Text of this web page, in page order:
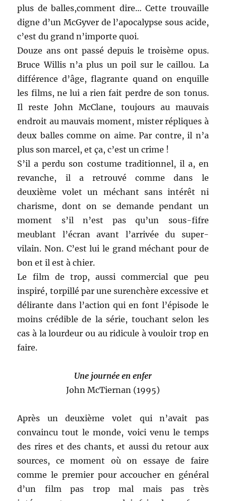
plus de balles,comment dire… Cette trouvaille
digne d’un McGyver de l’apocalypse sous acide,
c’est du grand n’importe quoi.
Douze ans ont passé depuis le troisème opus.
Bruce Willis n’a plus un poil sur le caillou. La
différence d’âge, flagrante quand on enquille
les films, ne lui a rien fait perdre de son tonus.
Il reste John McClane, toujours au mauvais
endroit au mauvais moment, mister répliques à
deux balles comme on aime. Par contre, il n’a
plus son marcel, et ça, c’est un crime !
S’il a perdu son costume traditionnel, il a, en
revanche, il a retrouvé comme dans le
deuxième volet un méchant sans intérêt ni
charisme, dont on se demande pendant un
moment s’il n’est pas qu’un sous-fifre
meublant l’écran avant l’arrivée du super-
vilain. Non. C’est lui le grand méchant pour de
bon et il est à chier.
Le film de trop, aussi commercial que peu
inspiré, torpillé par une surenchère excessive et
délirante dans l’action qui en font l’épisode le
moins crédible de la série, touchant selon les
cas à la lourdeur ou au ridicule à vouloir trop en
faire.
Une journée en enfer
John McTiernan (1995)
Après un deuxième volet qui n’avait pas
convaincu tout le monde, voici venu le temps
des rires et des chants, et aussi du retour aux
sources, ce moment où on essaye de faire
comme le premier pour accoucher en général
d’un film pas trop mal mais pas très